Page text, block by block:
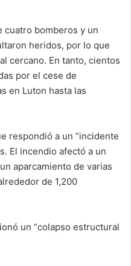
cuatro bomberos y un
heridos, por lo que
cercano. En tanto, cientos
por el cese de
en Luton hasta las
respondió a un “incidente
El incendio afectó a un
aparcamiento de varias
de 1,200
un “colapso estructural